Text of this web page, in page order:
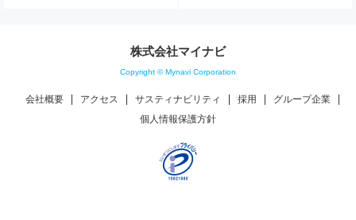
株式会社マイナビ
Copyright © Mynavi Corporation
会社概要 アクセス サスティナビリティ 採用
グループ企業
個人情報保護方針